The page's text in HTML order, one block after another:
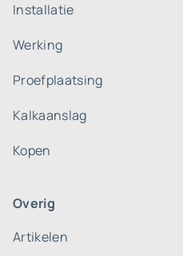
Installatie
Werking
Proefplaatsing
Kalkaanslag
Kopen
Overig
Artikelen